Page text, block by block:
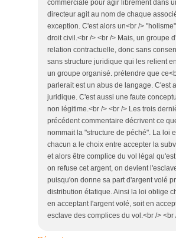
commerciale pour agir librement dans
directeur agit au nom de chaque
exception. C'est alors un<br />
droit civil.<br /> <br /> Mais, un groupe
relation contractuelle, donc sans
sans structure juridique qui les relient
un groupe organisé. prétendre que
parlerait est un abus de langage. C'est
juridique. C'est aussi une faute
non légitime.<br /> <br /> Les trois
précédent commentaire décrivent ce
nommait la "structure de péché". La loi
chacun a le choix entre accepter la
et alors être complice du vol légal qu'est
on refuse cet argent, on devient
puisqu'on donne sa part d'argent volé
distribution étatique. Ainsi la loi oblige
en acceptant l'argent volé, soit en
esclave des complices du vol.<br /> <br